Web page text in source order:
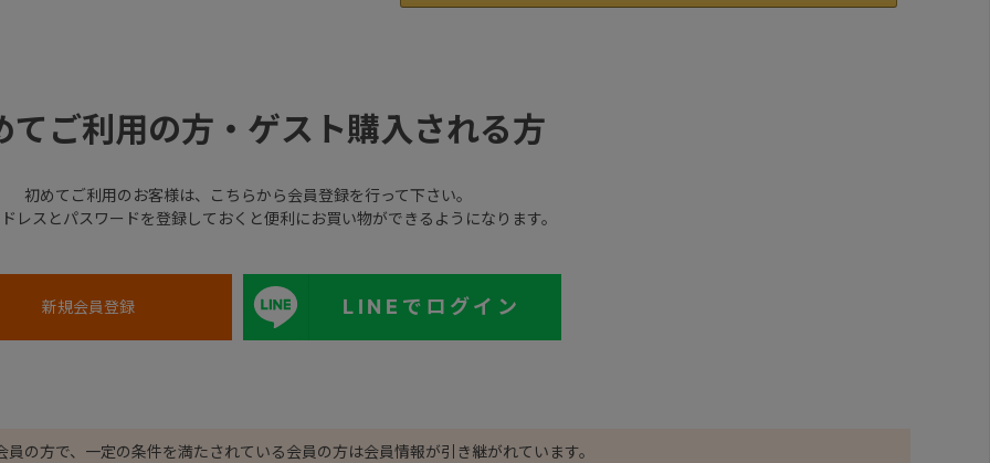
てご利用の方・ゲスト購入される方
初めてご利用のお客様は、こちらから会員登録を行って下さい。
レスとパスワードを登録しておくと便利にお買い物ができるようになります。
LINEでログイン
員の方で、一定の条件を満たされている会員の方は会員情報が引き継がれています。